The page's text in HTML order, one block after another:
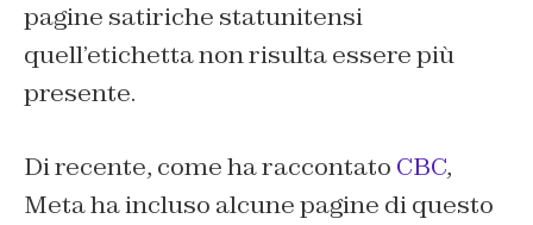
pagine satiriche statunitensi
quell’etichetta non risulta essere più
presente.
Di recente, come ha raccontato CBC,
Meta ha incluso alcune pagine di questo